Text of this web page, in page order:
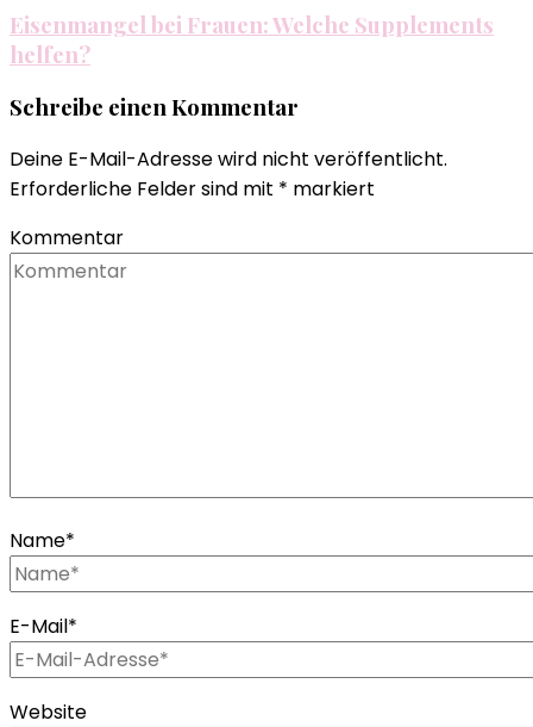
Eisenmangel bei Frauen: Welche Supplements
helfen?
Schreibe einen Kommentar
Deine E-Mail-Adresse wird nicht veröffentlicht.
Erforderliche Felder sind mit * markiert
Kommentar
Name*
E-Mail*
Website